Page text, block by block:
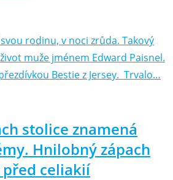
rodinu, v noci zrůda. Takový
muže jménem Edward Paisnel.
Bestie z Jersey. Trvalo…
stolice znamená
Hnilobný zápach
celiakií